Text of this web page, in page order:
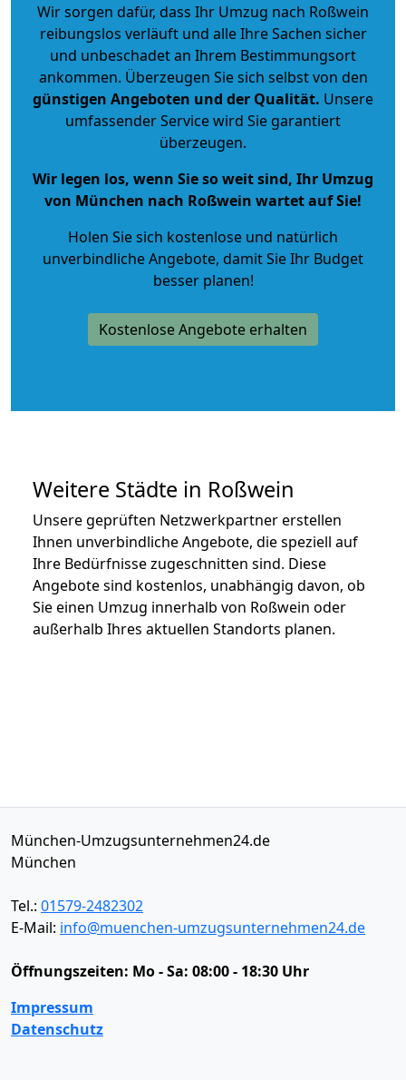
Wir sorgen dafür, dass Ihr Umzug nach Roßwein
reibungslos verläuft und alle Ihre Sachen sicher
und unbeschadet an Ihrem Bestimmungsort
ankommen. Überzeugen Sie sich selbst von den
günstigen Angeboten und der Qualität. Unsere
umfassender Service wird Sie garantiert
überzeugen.
Wir legen los, wenn Sie so weit sind, Ihr Umzug
von München nach Roßwein wartet auf Sie!
Holen Sie sich kostenlose und natürlich
unverbindliche Angebote, damit Sie Ihr Budget
besser planen!
Kostenlose Angebote erhalten
Weitere Städte in Roßwein
Unsere geprüften Netzwerkpartner erstellen
Ihnen unverbindliche Angebote, die speziell auf
Ihre Bedürfnisse zugeschnitten sind. Diese
Angebote sind kostenlos, unabhängig davon, ob
Sie einen Umzug innerhalb von Roßwein oder
außerhalb Ihres aktuellen Standorts planen.
München-Umzugsunternehmen24.de
München
Tel.: 01579-2482302
E-Mail: info@muenchen-umzugsunternehmen24.de
Öffnungszeiten: Mo - Sa: 08:00 - 18:30 Uhr
Impressum
Datenschutz